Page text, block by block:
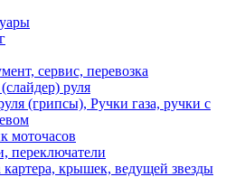
сервис, перевозка
руля
(грипсы), Ручки газа, ручки с
моточасов
переключатели
картера, крышек, ведущей звезды